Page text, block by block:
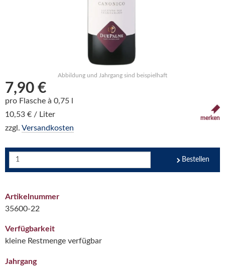
Abbildung und Jahrgang sind beispielhaft
7,90 €
pro Flasche à 0,75 l
10,53 € / Liter
zzgl. Versandkosten
merken
Bestellen
Artikelnummer
35600-22
Verfügbarkeit
kleine Restmenge verfügbar
Jahrgang